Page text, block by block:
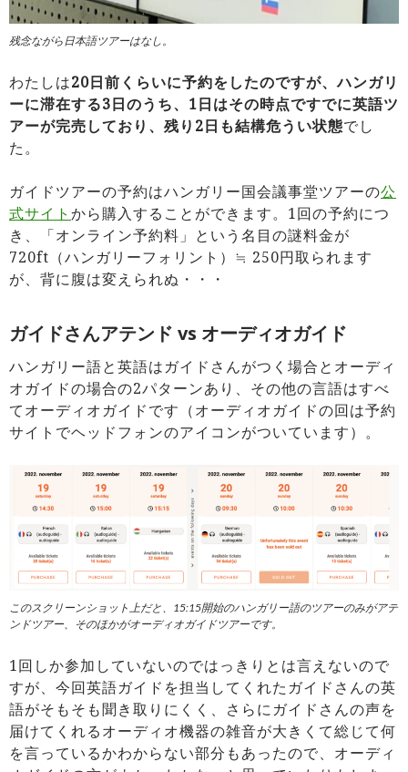
残念ながら日本語ツアーはなし。
わたしは20日前くらいに予約をしたのですが、ハンガリ
ーに滞在する3日のうち、1日はその時点ですでに英語ツ
アーが完売しており、残り2日も結構危うい状態でし
た。
ガイドツアーの予約はハンガリー国会議事堂ツアーの公
式サイト から購入することができます。1回の予約につ
き、「オンライン予約料」という名目の謎料金が
720ft（ハンガリーフォリント）≒ 250円取られます
が、背に腹は変えられぬ・・・
ガイドさんアテンド vs オーディオガイド
ハンガリー語と英語はガイドさんがつく場合とオーディ
オガイドの場合の2パターンあり、その他の言語はすべ
てオーディオガイドです（オーディオガイドの回は予約
サイトでヘッドフォンのアイコンがついています）。
このスクリーンショット上だと、15:15開始のハンガリー語のツアーのみがアテ
ンドツアー、そのほかがオーディオガイドツアーです。
1回しか参加していないのではっきりとは言えないので
すが、今回英語ガイドを担当してくれたガイドさんの英
語がそもそも聞き取りにくく、さらにガイドさんの声を
届けてくれるオーディオ機器の雑音が大きくて総じて何
を言っているかわからない部分もあったので、オーディ